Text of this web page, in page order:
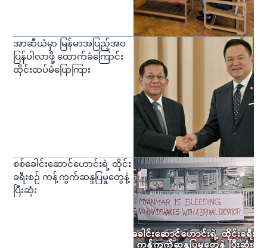
အာဆီယံမှာ မြန်မာအပြည့်အဝ
ပြန်ပါလာဖို့ ထောက်ခံကြောင်း
ထိုင်းထပ်မံပြောကြား
စစ်ခေါင်းဆောင်ဟောင်းရဲ့ ထိုင်း
ခရီးစဉ် ကန့်ကွက်ဆန္ဒပြမှုတွေနဲ့
ပြီးဆုံး